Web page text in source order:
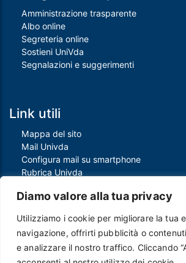
Diamo valore alla tua privacy
Utilizziamo i cookie per migliorare la tua
navigazione, offrirti pubblicità o
e analizzare il nostro traffico. Cliccando
Amministrazione trasparente
Albo online
Segreteria online
Sostieni UniVda
Segnalazioni e suggerimenti
Link utili
Mappa del sito
Mail Univda
Configura mail su smartphone
Rubrica Univda
Piè di pagina
Crediti
Note legali